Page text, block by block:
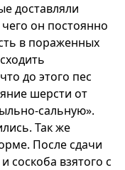
доставляли
он постоянно
в пораженных
до этого пес
шерсти от
сальную».
Так же
После сдачи
соскоба взятого с